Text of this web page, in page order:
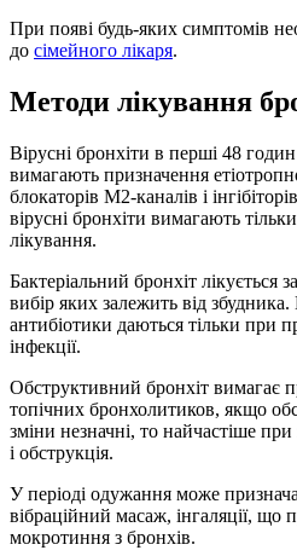
При появі будь-яких симптомів
до сімейного лікаря.
Методи лікування
Вірусні бронхіти в перші 48
вимагають призначення
блокаторів М2-каналів і
вірусні бронхіти вимагають
лікування.
Бактеріальний бронхіт лікується
вибір яких залежить від
антибіотики даються тільки при
інфекції.
Обструктивний бронхіт вимагає
топічних бронхолитиков, якщо
зміни незначні, то найчастіше
і обструкція.
У періоді одужання може
вібраційний масаж, інгаляції,
мокротиння з бронхів.